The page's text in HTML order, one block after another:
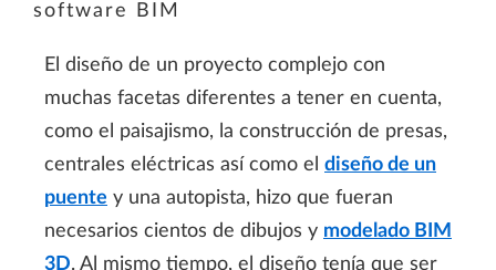
software BIM
El diseño de un proyecto complejo con
muchas facetas diferentes a tener en cuenta,
como el paisajismo, la construcción de presas,
centrales eléctricas así como el diseño de un
puente y una autopista, hizo que fueran
necesarios cientos de dibujos y modelado BIM
3D. Al mismo tiempo, el diseño tenía que ser